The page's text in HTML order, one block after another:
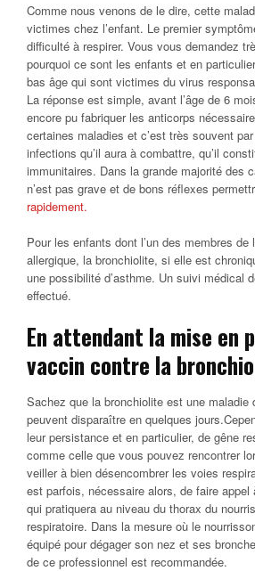
Comme nous venons de le dire, cette
victimes chez l’enfant. Le premier
difficulté à respirer. Vous vous demandez
pourquoi ce sont les enfants et en
bas âge qui sont victimes du virus
La réponse est simple, avant l’âge de 6
encore pu fabriquer les anticorps
certaines maladies et c’est très souvent
infections qu’il aura à combattre, qu’il
immunitaires. Dans la grande majorité des
n’est pas grave et de bons réflexes
rapidement.
Pour les enfants dont l’un des membres
allergique, la bronchiolite, si elle est
une possibilité d’asthme. Un suivi médical
effectué.
En attendant la mise en
vaccin contre la
Sachez que la bronchiolite est une maladie
peuvent disparaître en quelques
leur persistance et en particulier, de gêne
comme celle que vous pouvez rencontrer
veiller à bien désencombrer les voies
est parfois, nécessaire alors, de faire appel
qui pratiquera au niveau du thorax du
respiratoire. Dans la mesure où le
équipé pour dégager son nez et ses
de ce professionnel est recommandée.